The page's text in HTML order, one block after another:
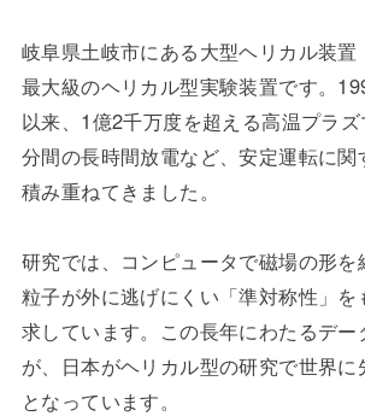
岐阜県土岐市にある大型ヘリカル装
最大級のヘリカル型実験装置です。
以来、1億2千万度を超える高温プラ
分間の長時間放電など、安定運転に
積み重ねてきました。
研究では、コンピュータで磁場の形を
粒子が外に逃げにくい「準対称性」を
求しています。この長年にわたるデ
が、日本がヘリカル型の研究で世界
となっています。